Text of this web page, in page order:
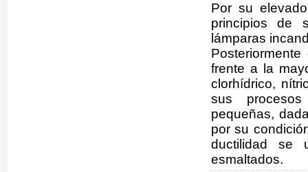
Por su
principios de
lámparas
frente a la
clorhídrico,
sus
pequeñas,
por su
ductilidad se
esmaltados.